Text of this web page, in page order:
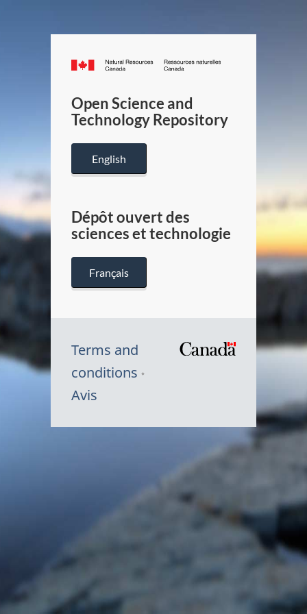
Canada.ca
/
Canada
Open Science and
Technology Repository
English
Dépôt ouvert des
sciences et technologie
Français
Terms and
conditions
Avis
du